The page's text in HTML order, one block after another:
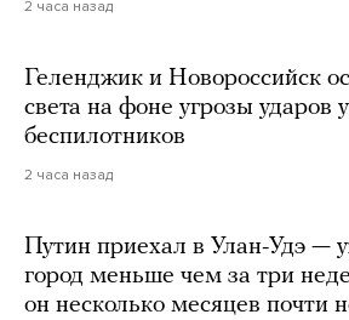
2 часа назад
Геленджик и Новороссийск
света на фоне угрозы ударов
беспилотников
2 часа назад
Путин приехал в Улан-Удэ —
город меньше чем за три
он несколько месяцев почти